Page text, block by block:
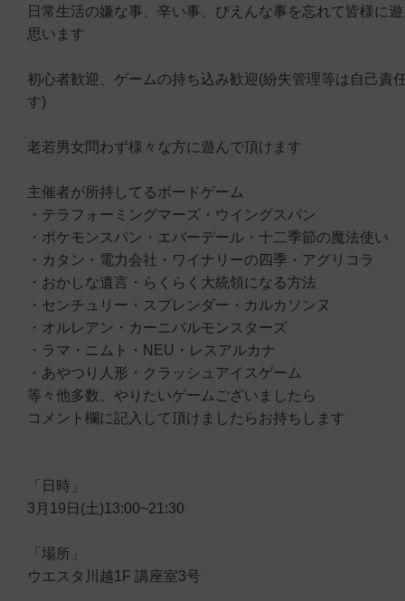
日常生活の嫌な事、辛い事、ぴえんな事を忘れて皆様に
思います
初心者歓迎、ゲームの持ち込み歓迎(紛失管理等は自己責
す)
老若男女問わず様々な方に遊んで頂けます
主催者が所持してるボードゲーム
・テラフォーミングマーズ・ウイングスパン
・ポケモンスパン・エバーデール・十二季節の魔法使い
・カタン・電力会社・ワイナリーの四季・アグリコラ
・おかしな遺言・らくらく大統領になる方法
・センチュリー・スプレンダー・カルカソンヌ
・オルレアン・カーニバルモンスターズ
・ラマ・ニムト・NEU・レスアルカナ
・あやつり人形・クラッシュアイスゲーム
等々他多数、やりたいゲームございましたら
コメント欄に記入して頂けましたらお持ちします
「日時」
3月19日(土)13:00~21:30
「場所」
ウエスタ川越1F 講座室3号